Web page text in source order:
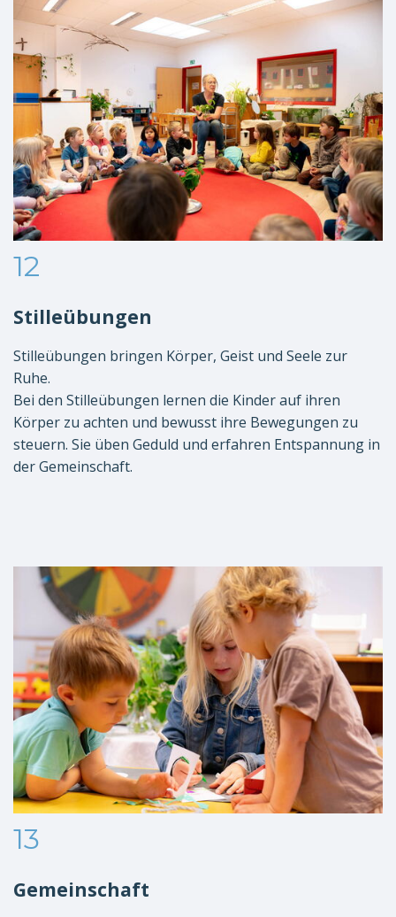
12
Stilleübungen
Stilleübungen bringen Körper, Geist und Seele zur
Ruhe.
Bei den Stilleübungen lernen die Kinder auf ihren
Körper zu achten und bewusst ihre Bewegungen zu
steuern. Sie üben Geduld und erfahren Entspannung in
der Gemeinschaft.
13
Gemeinschaft